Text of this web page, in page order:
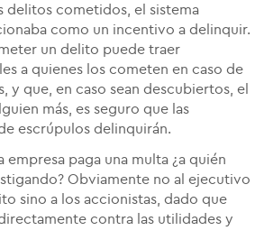
delitos cometidos, el sistema
como un incentivo a delinquir.
un delito puede traer
a quienes los cometen en caso de
y que, en caso sean descubiertos, el
más, es seguro que las
escrúpulos delinquirán.
empresa paga una multa ¿a quién
Obviamente no al ejecutivo
sino a los accionistas, dado que
contra las utilidades y